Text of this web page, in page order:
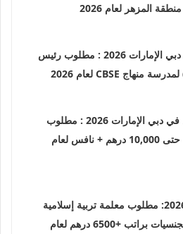
المزهر لعام 2026
وظائف تعليمية قيادية في دبي الإمارات 2026 : مطلوب رئيس
وظائف تعليمية للمواطنين في دبي الإمارات 2026 : مطلوب
معلمين ومساعدين براتب حتى 10,000 درهم + نافس لعام
وظائف تدريس الإمارات 2026: مطلوب معلمة تربية إسلامية
(عربي وإنجليزي) لجميع الجنسيات براتب +6500 درهم لعام